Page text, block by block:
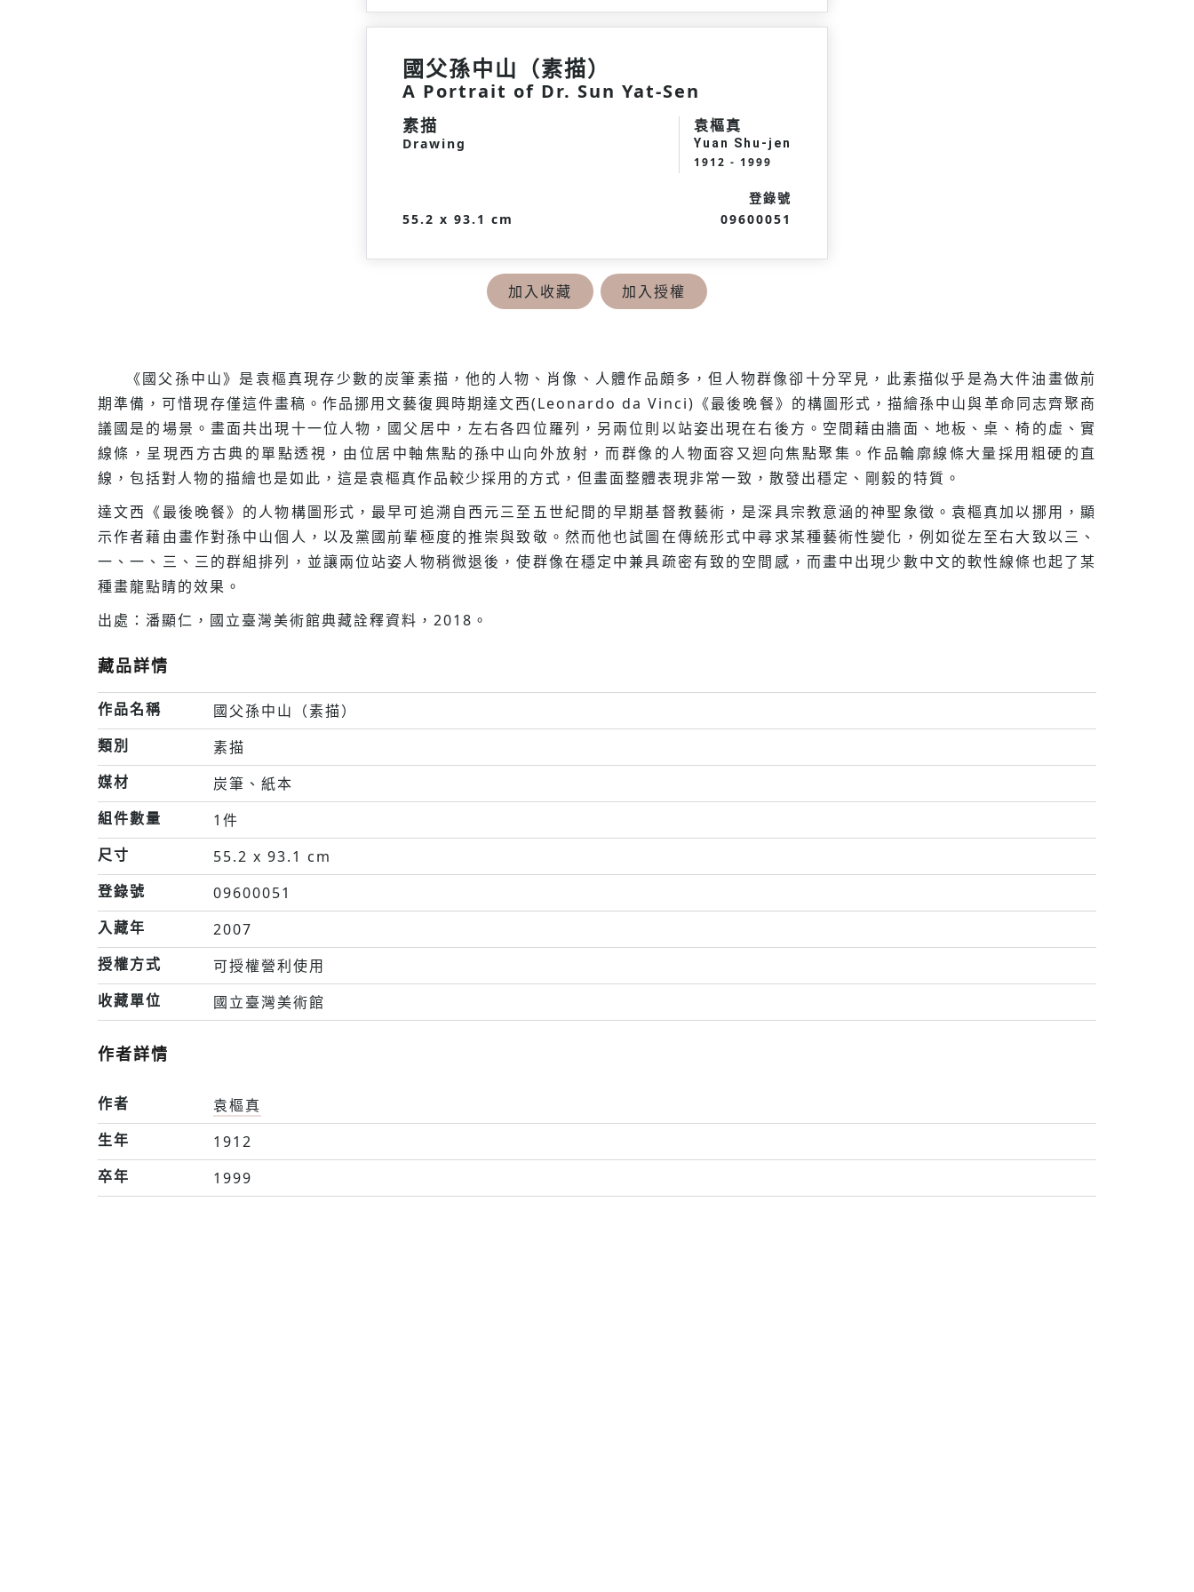
國父孫中山（素描）
A Portrait of Dr. Sun Yat-Sen
素描
Drawing
袁樞真
Yuan Shu-jen
1912 - 1999
55.2 x 93.1 cm
登錄號
09600051
加入收藏 加入授權
《國父孫中山》是袁樞真現存少數的炭筆素描，他的人物、肖像、人體作品頗多，但人物群像卻十分罕見，此素描似乎是為大件油畫做前
期準備，可惜現存僅這件畫稿。作品挪用文藝復興時期達文西(Leonardo da Vinci)《最後晚餐》的構圖形式，描繪孫中山與革命同志齊聚商
議國是的場景。畫面共出現十一位人物，國父居中，左右各四位羅列，另兩位則以站姿出現在右後方。空間藉由牆面、地板、桌、椅的虛、實
線條，呈現西方古典的單點透視，由位居中軸焦點的孫中山向外放射，而群像的人物面容又迴向焦點聚集。作品輪廓線條大量採用粗硬的直
線，包括對人物的描繪也是如此，這是袁樞真作品較少採用的方式，但畫面整體表現非常一致，散發出穩定、剛毅的特質。
達文西《最後晚餐》的人物構圖形式，最早可追溯自西元三至五世紀間的早期基督教藝術，是深具宗教意涵的神聖象徵。袁樞真加以挪用，顯
示作者藉由畫作對孫中山個人，以及黨國前輩極度的推崇與致敬。然而他也試圖在傳統形式中尋求某種藝術性變化，例如從左至右大致以三、
一、一、三、三的群組排列，並讓兩位站姿人物稍微退後，使群像在穩定中兼具疏密有致的空間感，而畫中出現少數中文的軟性線條也起了某
種畫龍點睛的效果。
出處：潘顯仁，國立臺灣美術館典藏詮釋資料，2018。
藏品詳情
作品名稱
國父孫中山（素描）
類別
素描
媒材
炭筆、紙本
組件數量
1件
尺寸
55.2 x 93.1 cm
登錄號
09600051
入藏年
2007
授權方式
可授權營利使用
收藏單位
國立臺灣美術館
作者詳情
作者
袁樞真
生年
1912
卒年
1999